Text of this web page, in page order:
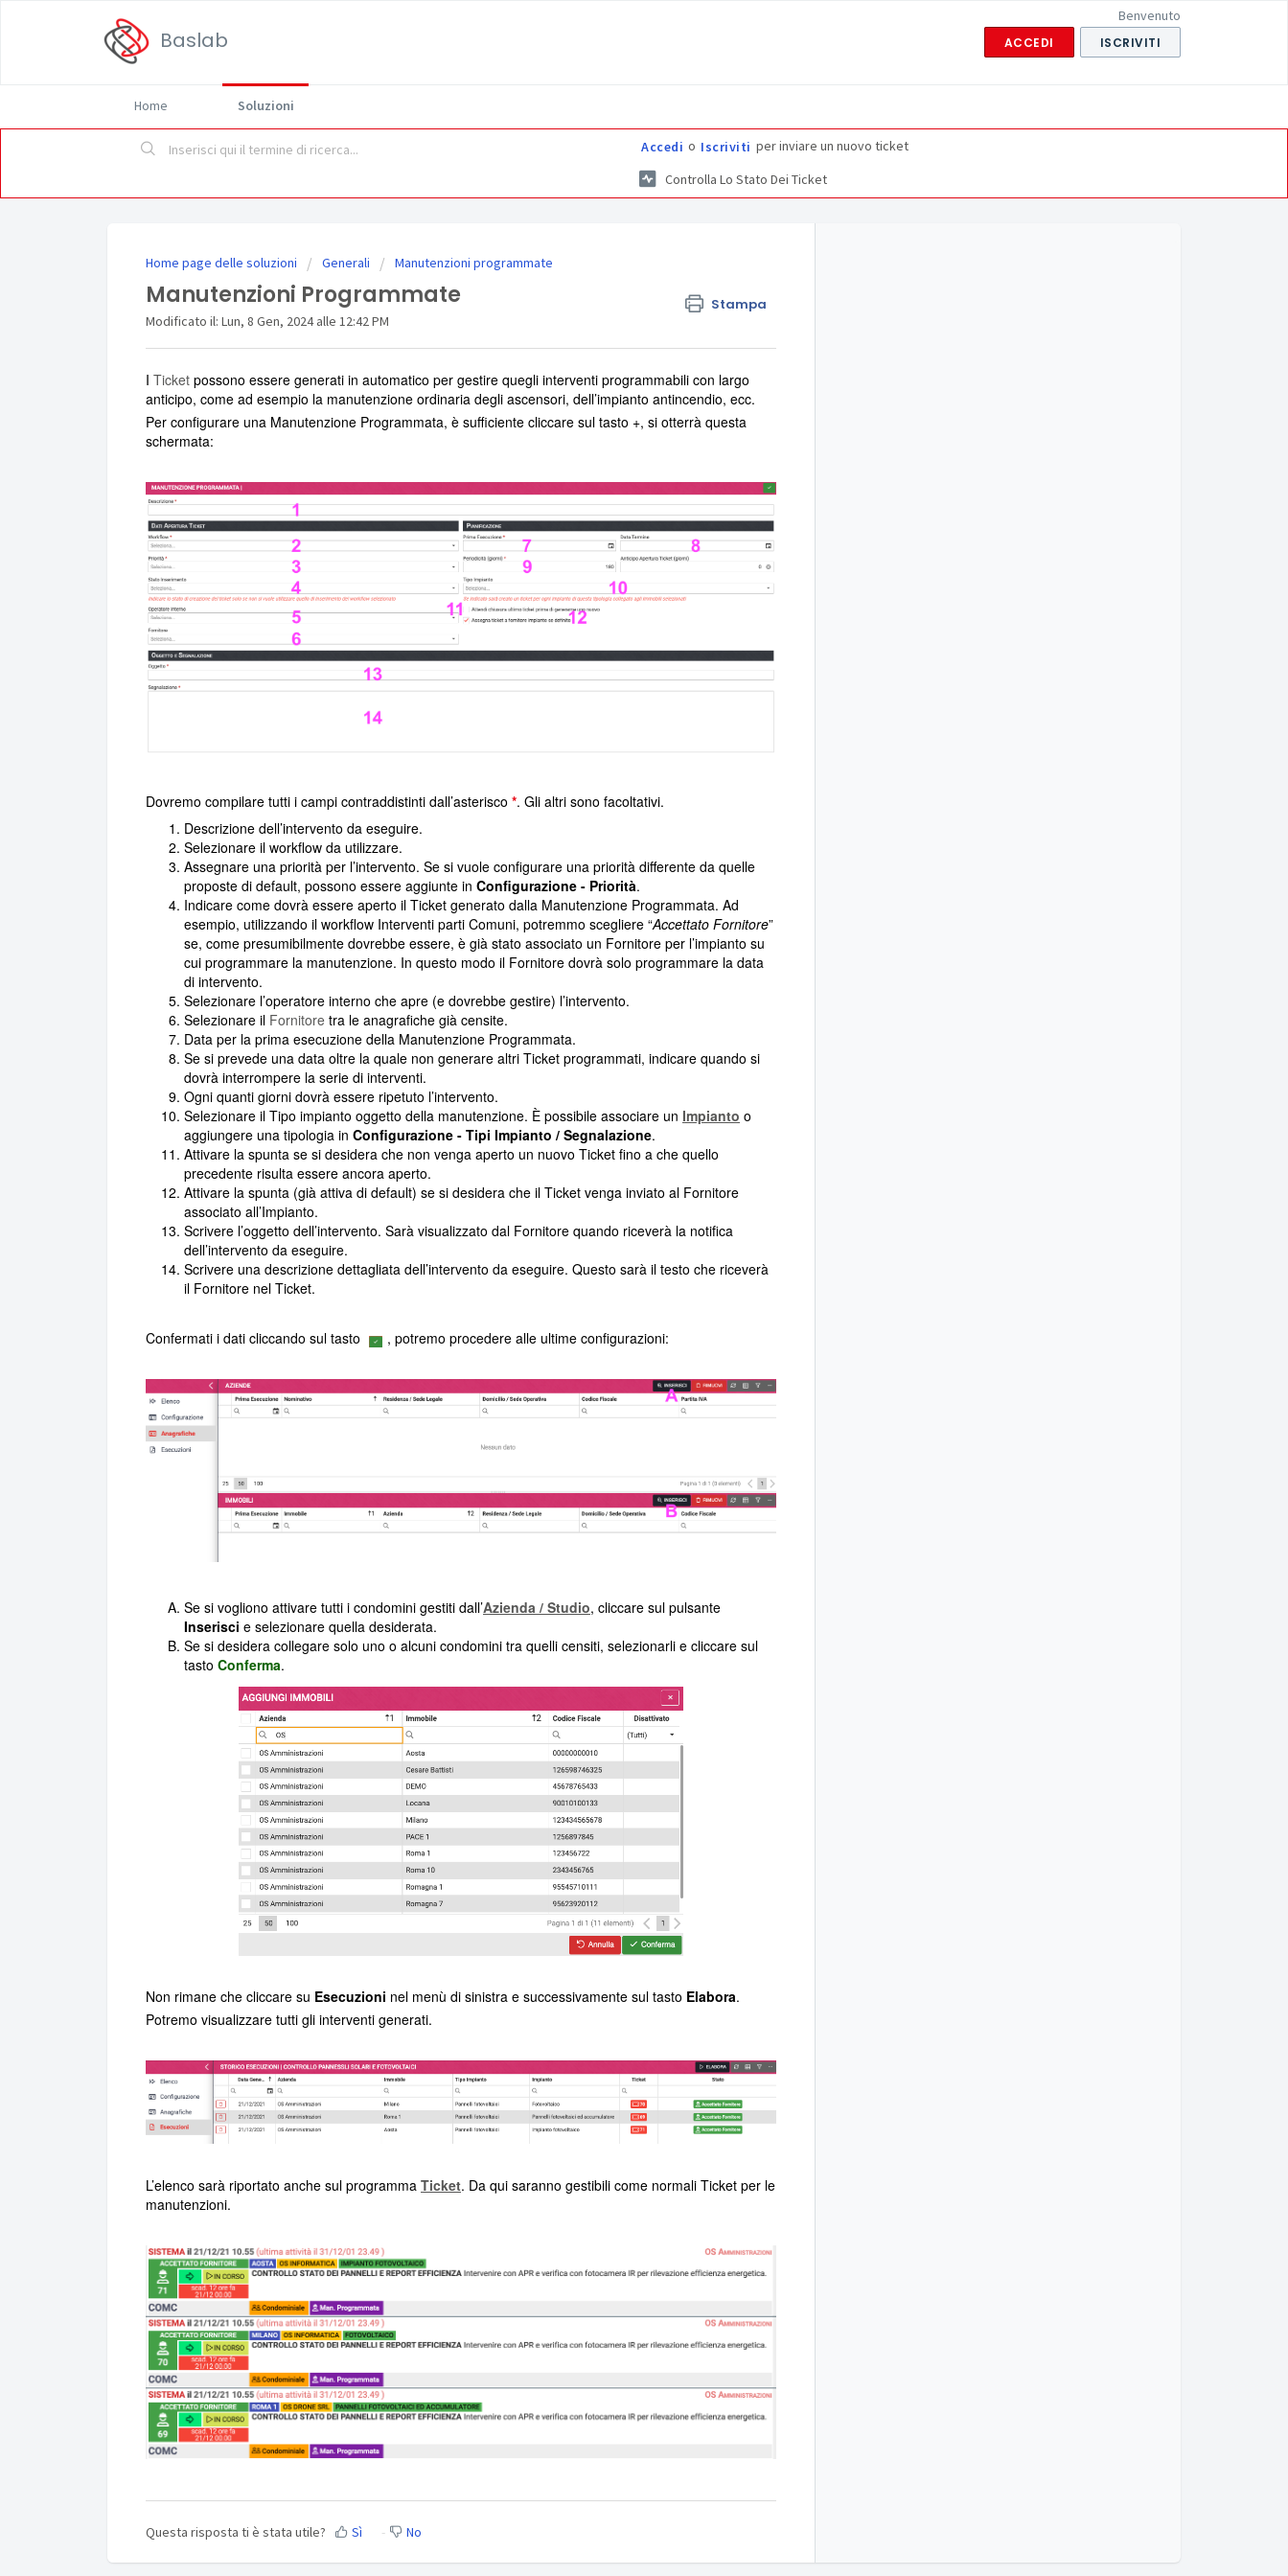
Baslab
Benvenuto
ACCEDI ISCRIVITI
Home Soluzioni
Accedi o Iscriviti per inviare un nuovo ticket
Controlla Lo Stato Dei Ticket
Home page delle soluzioni Generali Manutenzioni programmate
Manutenzioni Programmate Stampa
Modificato il: Lun, 8 Gen, 2024 alle 12:42 PM
I Ticket possono essere generati in automatico per gestire quegli interventi programmabili con largo
anticipo, come ad esempio la manutenzione ordinaria degli ascensori, dell’impianto antincendio, ecc.
Per configurare una Manutenzione Programmata, è sufficiente cliccare sul tasto +, si otterrà questa
schermata:
Dovremo compilare tutti i campi contraddistinti dall’asterisco *. Gli altri sono facoltativi.
Descrizione dell’intervento da eseguire.
Selezionare il workflow da utilizzare.
Assegnare una priorità per l’intervento. Se si vuole configurare una priorità differente da quelle
proposte di default, possono essere aggiunte in Configurazione - Priorità.
Indicare come dovrà essere aperto il Ticket generato dalla Manutenzione Programmata. Ad
esempio, utilizzando il workflow Interventi parti Comuni, potremmo scegliere “Accettato Fornitore”
se, come presumibilmente dovrebbe essere, è già stato associato un Fornitore per l’impianto su
cui programmare la manutenzione. In questo modo il Fornitore dovrà solo programmare la data
di intervento.
Selezionare l’operatore interno che apre (e dovrebbe gestire) l’intervento.
Selezionare il Fornitore tra le anagrafiche già censite.
Data per la prima esecuzione della Manutenzione Programmata.
Se si prevede una data oltre la quale non generare altri Ticket programmati, indicare quando si
dovrà interrompere la serie di interventi.
Ogni quanti giorni dovrà essere ripetuto l’intervento.
Selezionare il Tipo impianto oggetto della manutenzione. È possibile associare un Impianto o
aggiungere una tipologia in Configurazione - Tipi Impianto / Segnalazione.
Attivare la spunta se si desidera che non venga aperto un nuovo Ticket fino a che quello
precedente risulta essere ancora aperto.
Attivare la spunta (già attiva di default) se si desidera che il Ticket venga inviato al Fornitore
associato all’Impianto.
Scrivere l’oggetto dell’intervento. Sarà visualizzato dal Fornitore quando riceverà la notifica
dell’intervento da eseguire.
Scrivere una descrizione dettagliata dell’intervento da eseguire. Questo sarà il testo che riceverà
il Fornitore nel Ticket.
Confermati i dati cliccando sul tasto , potremo procedere alle ultime configurazioni:
Se si vogliono attivare tutti i condomini gestiti dall’Azienda / Studio, cliccare sul pulsante
Inserisci e selezionare quella desiderata.
Se si desidera collegare solo uno o alcuni condomini tra quelli censiti, selezionarli e cliccare sul
tasto Conferma.
Non rimane che cliccare su Esecuzioni nel menù di sinistra e successivamente sul tasto Elabora.
Potremo visualizzare tutti gli interventi generati.
L’elenco sarà riportato anche sul programma Ticket. Da qui saranno gestibili come normali Ticket per le
manutenzioni.
Questa risposta ti è stata utile? Sì No